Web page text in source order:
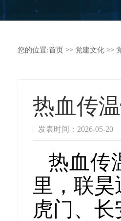
您的位置:首页>> 党建文化>>
热血传
发表时间：2026-05-20
热血传
里，联
虎门、